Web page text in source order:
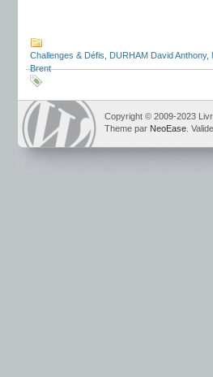
Challenges & Défis DURHAM David Anthony,
Brent
Copyright © 2009-2023
Theme par NeoEase . Valide